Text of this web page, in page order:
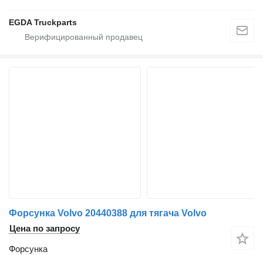
EGDA Truckparts
Форсунка Volvo 20440388 для тягача Volvo
Цена по запросу
Форсунка